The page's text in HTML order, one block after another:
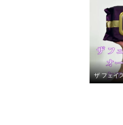
ホワイ
から肌
の日中
リスト
３本セ
¥0